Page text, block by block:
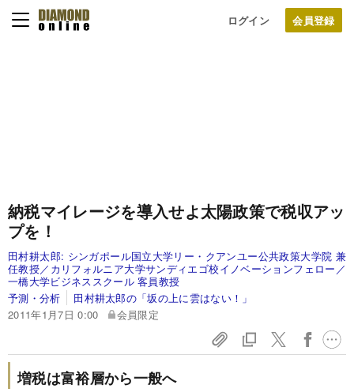
ログイン
納税マイレージを導入せよ太陽政策で税収アッ
プを！
田村耕太郎: シンガポール国立大学リー・クアンユー公共政策大学院 兼
任教授／カリフォルニア大学サンディエゴ校イノベーションフェロー／
一橋大学ビジネススクール 客員教授
予測・分析
田村耕太郎の「坂の上に雲はない！」
2011年1月7日 0:00
会員限定
増税は富裕層から一般へ